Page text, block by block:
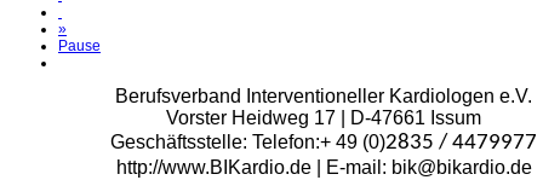
»
Pause
Berufsverband Interventioneller Kardiologen e.V.
Vorster Heidweg 17 | D-47661 Issum
Geschäftsstelle: Telefon:+ 49 (0)2835 / 4479977
http://www.BIKardio.de | E-mail: bik@bikardio.de